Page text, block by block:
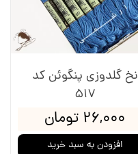
نخ گلدوزی پنگوئن کد
517
۲۶,۰۰۰ تومان
افزودن به سبد خرید